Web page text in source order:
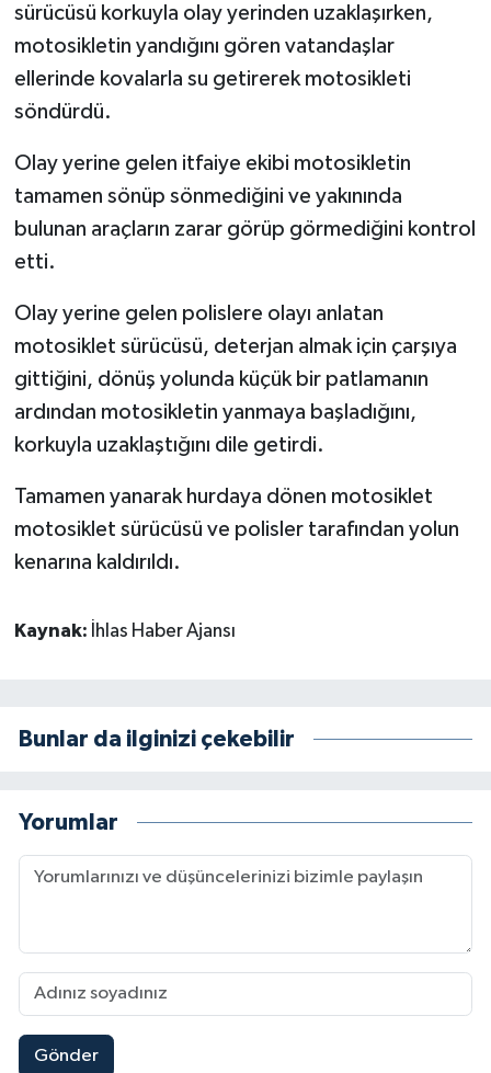
sürücüsü korkuyla olay yerinden uzaklaşırken,
motosikletin yandığını gören vatandaşlar
ellerinde kovalarla su getirerek motosikleti
söndürdü.
Olay yerine gelen itfaiye ekibi motosikletin
tamamen sönüp sönmediğini ve yakınında
bulunan araçların zarar görüp görmediğini kontrol
etti.
Olay yerine gelen polislere olayı anlatan
motosiklet sürücüsü, deterjan almak için çarşıya
gittiğini, dönüş yolunda küçük bir patlamanın
ardından motosikletin yanmaya başladığını,
korkuyla uzaklaştığını dile getirdi.
Tamamen yanarak hurdaya dönen motosiklet
motosiklet sürücüsü ve polisler tarafından yolun
kenarına kaldırıldı.
Kaynak: İhlas Haber Ajansı
Bunlar da ilginizi çekebilir
Yorumlar
Gönder